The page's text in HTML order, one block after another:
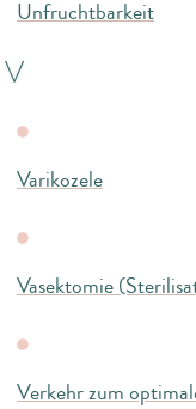
Unfruchtbarkeit
V
Varikozele
Vasektomie
Verkehr zum